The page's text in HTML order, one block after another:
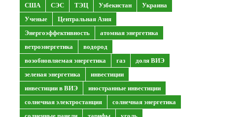
США
СЭС ТЭЦ Узбекистан
Украина
Ученые
Центральная Азия
Энергоэффективность
атомная энергетика
ветроэнергетика
водород
возобновляемая энергетика
газ
доля ВИЭ
зеленая энергетика
инвестиции
инвестиции в ВИЭ
иностранные инвестиции
солнечная электростанция
солнечная энергетика
солнечные панели
тарифы уголь